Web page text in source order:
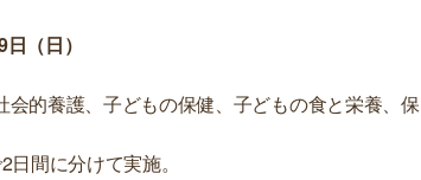
（日）
会的養護、子どもの保健、子どもの食と栄養、保
日間に分けて実施。